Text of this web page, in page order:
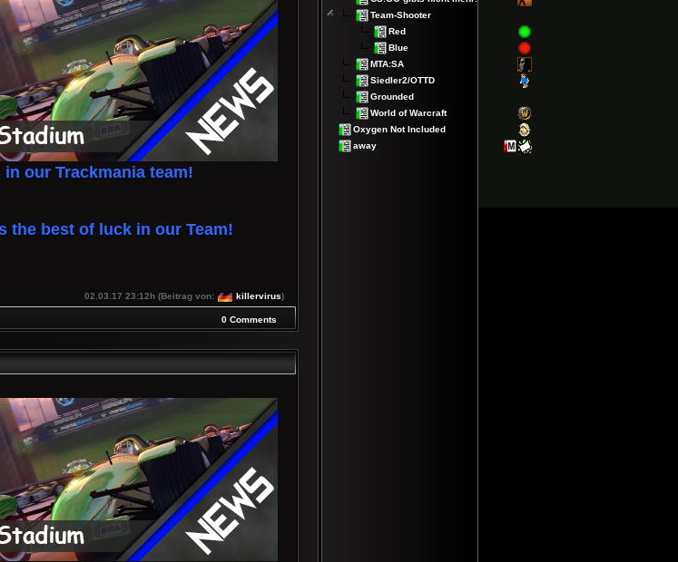
our Trackmaniateam!
the best of luck in our Team!
02.03.17 23:12h (Beitrag von:
killervirus)
0 Comments
Team-Shooter
Red
Blue
MTA:SA
Siedler2/OTTD
Grounded
World of Warcraft
Oxygen Not Included
away